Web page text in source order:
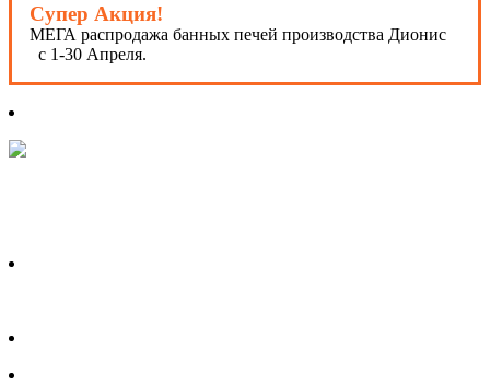
Супер Акция!
МЕГА распродажа банных печей производства Дионис
с 1-30 Апреля.